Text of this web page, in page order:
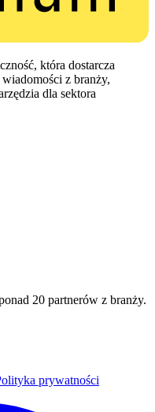
która dostarcza
z branży,
dla sektora
20 partnerów z branży.
prywatności